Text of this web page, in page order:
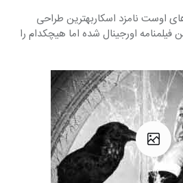
اوست نامزد اسکاربهترین طراحی
فیلمنامه اورجینال شده اما هیچکدام را